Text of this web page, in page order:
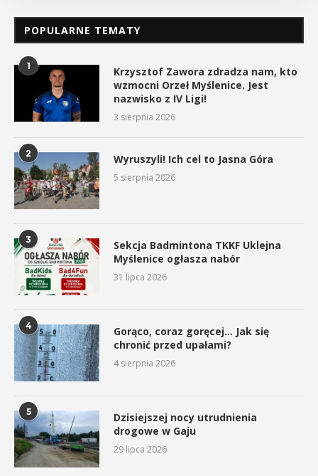
POPULARNE TEMATY
1
Krzysztof Zawora zdradza nam, kto
wzmocni Orzeł Myślenice. Jest
nazwisko z IV Ligi!
3 sierpnia 2026
2 Wyruszyli! Ich cel to Jasna Góra
5 sierpnia 2026
3
Sekcja Badmintona TKKF Uklejna
Myślenice ogłasza nabór
31 lipca 2026
4
Gorąco, coraz goręcej… Jak się
chronić przed upałami?
4 sierpnia 2026
5
Dzisiejszej nocy utrudnienia
drogowe w Gaju
29 lipca 2026